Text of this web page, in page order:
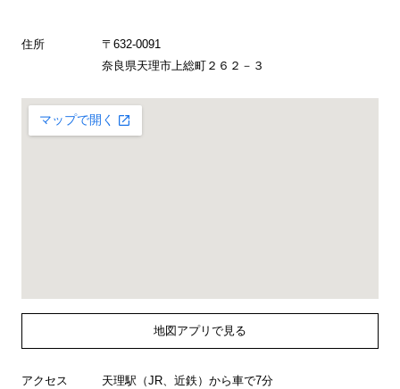
住所
〒632-0091
奈良県天理市上総町２６２－３
地図アプリで見る
アクセス 天理駅（JR、近鉄）から車で7分